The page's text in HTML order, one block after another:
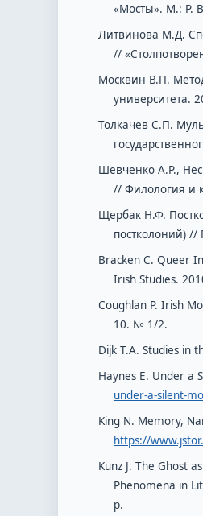
«Мосты». М.: Р.
Литвинова М.Д.
//
Москвин В.П.
университета.
Толкачев С.П.
Шевченко А.Р.,
// Филология и
Щербак Н.Ф.
постколоний) //
Bracken C. Queer
Irish Studies.
Coughlan P. Irish
10. № 1/2.
Dijk T.A. Studies in
Haynes E. Under a
under-a-silent-
King N. Memory,
https://
Kunz J. The Ghost
Phenomena in
p.